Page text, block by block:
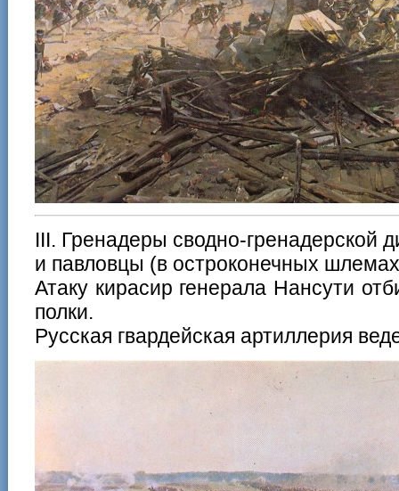
III. Гренадеры сводно-гренадерской
и павловцы (в остроконечных
Атаку кирасир генерала Нансути
полки.
Русская гвардейская артиллерия